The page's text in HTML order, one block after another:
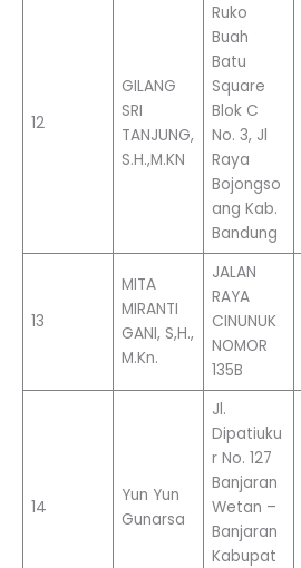
12
GILANG
SRI
TANJUNG,
S.H.,M.KN
Ruko
Buah
Batu
Square
Blok C
No. 3, Jl
Raya
Bojongso
ang Kab.
Bandung
13
MITA
MIRANTI
GANI, S,H.,
M.Kn.
JALAN
RAYA
CINUNUK
NOMOR
135B
14
Yun Yun
Gunarsa
Jl.
Dipatiuku
r No. 127
Banjaran
Wetan –
Banjaran
Kabupat